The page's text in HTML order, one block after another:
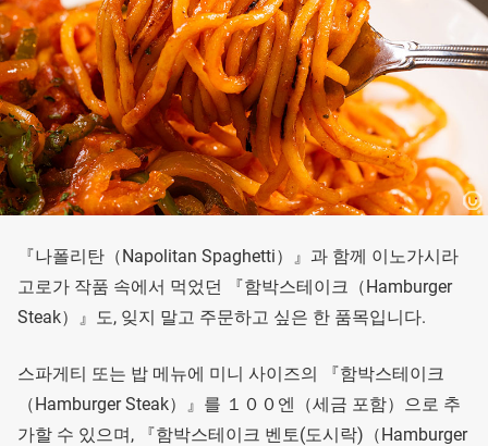
『나폴리탄（Napolitan Spaghetti）』과 함께 이노가시라
고로가 작품 속에서 먹었던 『함박스테이크（Hamburger
Steak）』도, 잊지 말고 주문하고 싶은 한 품목입니다.
스파게티 또는 밥 메뉴에 미니 사이즈의 『함박스테이크
（Hamburger Steak）』를 １００엔（세금 포함）으로 추
가할 수 있으며, 『함박스테이크 벤토(도시락)（Hamburger